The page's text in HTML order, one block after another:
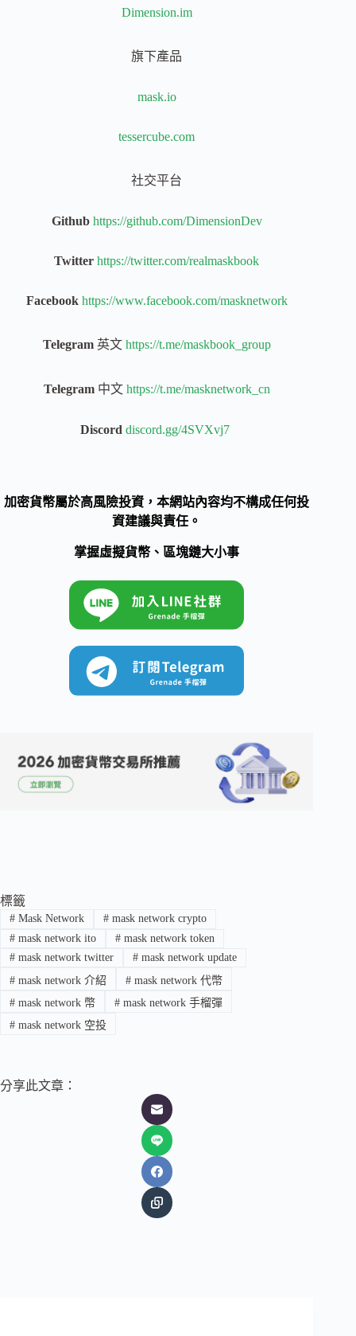
Dimension.im
旗下產品
mask.io
tessercube.com
社交平台
Github https://github.com/DimensionDev
Twitter https://twitter.com/realmaskbook
Facebook https://www.facebook.com/masknetwork
Telegram英文 https://t.me/maskbook_group
Telegram中文 https://t.me/masknetwork_cn
Discord discord.gg/4SVXvj7
加密貨幣屬於高風險投資，本網站內容均不構成任何投
資建議與責任。
掌握虛擬貨幣、區塊鏈大小事
標籤
#Mask Network #mask network crypto
#mask network ito #mask network token
#mask network twitter #mask network update
#mask network 介紹 #mask network 代幣
#mask network 幣 #mask network 手榴彈
#mask network 空投
分享此文章：